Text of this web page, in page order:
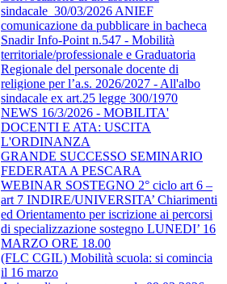
sindacale_30/03/2026 ANIEF
comunicazione da pubblicare in bacheca
Snadir Info-Point n.547 - Mobilità
territoriale/professionale e Graduatoria
Regionale del personale docente di
religione per l’a.s. 2026/2027 - All'albo
sindacale ex art.25 legge 300/1970
NEWS 16/3/2026 - MOBILITA'
DOCENTI E ATA: USCITA
L'ORDINANZA
GRANDE SUCCESSO SEMINARIO
FEDERATA A PESCARA
WEBINAR SOSTEGNO 2° ciclo art 6 –
art 7 INDIRE/UNIVERSITA’ Chiarimenti
ed Orientamento per iscrizione ai percorsi
di specializzazione sostegno LUNEDI’ 16
MARZO ORE 18.00
(FLC CGIL) Mobilità scuola: si comincia
il 16 marzo